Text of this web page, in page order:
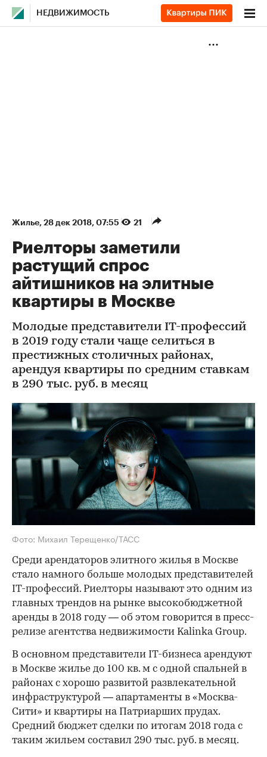
НЕДВИЖИМОСТЬ
Жилье⁠, 28 дек 2018, 07:55 21
Риелторы заметили
растущий спрос
айтишников на элитные
квартиры в Москве
Молодые представители IT-профессий
в 2019 году стали чаще селиться в
престижных столичных районах,
арендуя квартиры по средним ставкам
в 290 тыс. руб. в месяц
Фото: Михаил Терещенко/ТАСС
Среди арендаторов элитного жилья в Москве
стало намного больше молодых представителей
IT-профессий. Риелторы называют это одним из
главных трендов на рынке высокобюджетной
аренды в 2018 году — об этом говорится в пресс-
релизе агентства недвижимости Kalinka Group.
В основном представители IT-бизнеса арендуют
в Москве жилье до 100 кв. м с одной спальней в
районах с хорошо развитой развлекательной
инфраструктурой — апартаменты в «Москва-
Сити» и квартиры на Патриарших прудах.
Средний бюджет сделки по итогам 2018 года с
таким жильем составил 290 тыс. руб. в месяц.